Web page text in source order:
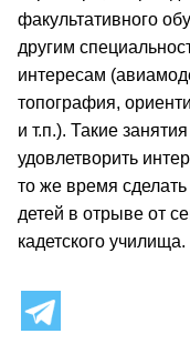
факультативного
другим
интересам
топография,
и т.п.). Такие
удовлетворить
то же время
детей в отрыве от
кадетского училища.